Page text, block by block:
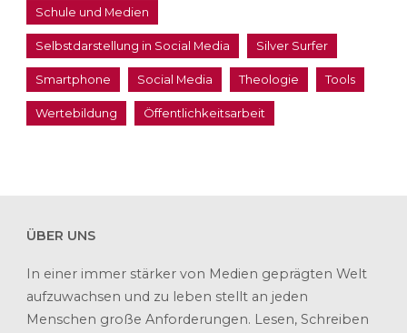
Schule und Medien
Selbstdarstellung in Social Media Silver Surfer
Smartphone Social Media Theologie Tools
Wertebildung Öffentlichkeitsarbeit
ÜBER UNS
In einer immer stärker von Medien geprägten Welt
aufzuwachsen und zu leben stellt an jeden
Menschen große Anforderungen. Lesen, Schreiben